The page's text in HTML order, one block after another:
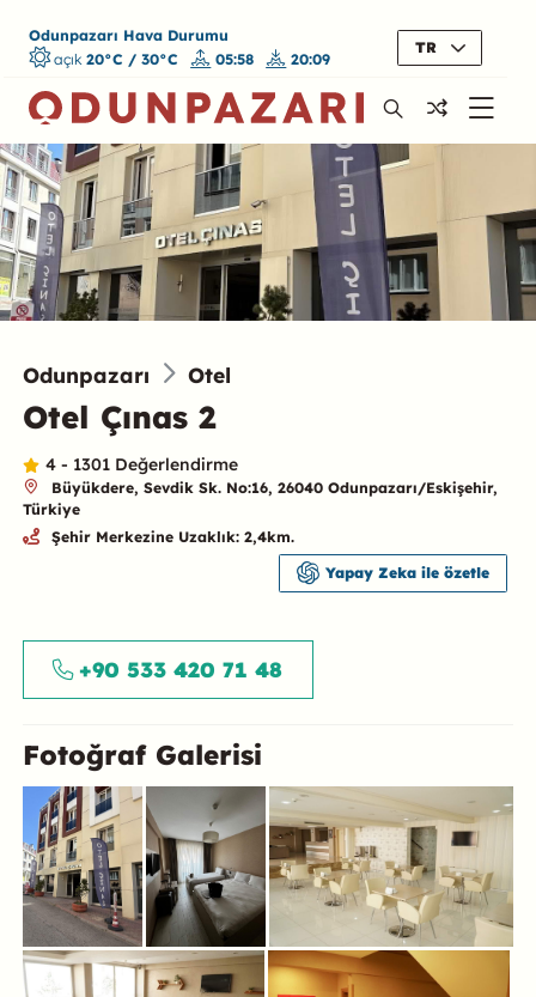
Odunpazarı Hava Durumu
açık 20°C / 30°C 05:58 20:09
TR
Odunpazarı Otel
Otel Çınas 2
4 - 1301 Değerlendirme
Büyükdere, Sevdik Sk. No:16, 26040 Odunpazarı/Eskişehir,
Türkiye
Şehir Merkezine Uzaklık: 2,4km.
Yapay Zeka ile özetle
+90 533 420 71 48
Fotoğraf Galerisi